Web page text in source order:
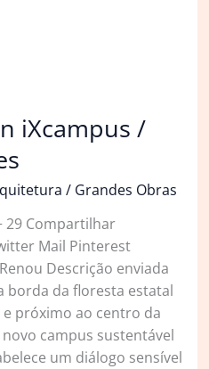
iXcampus /
/ Grandes Obras
29 Compartilhar
Mail Pinterest
Descrição enviada
borda da floresta estatal
e próximo ao centro da
campus sustentável
um diálogo sensível